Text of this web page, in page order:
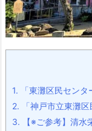
1. 「東灘区民セン
2. 「神戸市立東灘
3. 【※ご参考】清水